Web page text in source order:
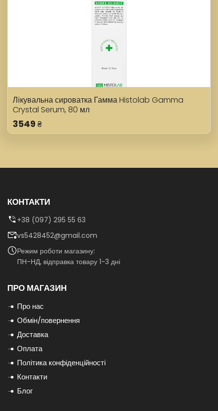
Лікувальна сироватка Гамма Histolab Gamma
Crystal Serum, 80 мл
3549 ₴
КОНТАКТИ
+38 (097) 295 55 63
vs5428452@gmail.com
Режим роботи магазину:
ПН-НД, відправка товару 1-3 дні
ПРО МАГАЗИН
Про нас
Обмін/повернення
Доставка
Оплата
Політика конфіденційності
Контакти
Блог